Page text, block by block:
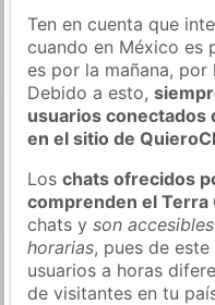
Ten en cuenta que
cuando en México es
es por la mañana,
Debido a esto,
usuarios conectados
en el sitio de
Loschats ofrecidos
comprenden el Terra
chats yson
horarias, pues de
usuarios a horas
de visitantes en tu